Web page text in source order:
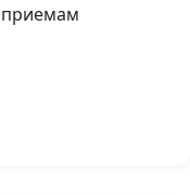
приемам